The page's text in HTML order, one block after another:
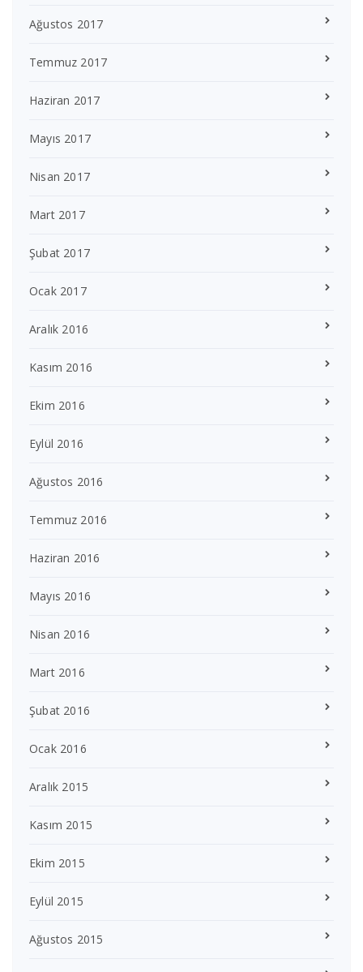
Ağustos 2017
Temmuz 2017
Haziran 2017
Mayıs 2017
Nisan 2017
Mart 2017
Şubat 2017
Ocak 2017
Aralık 2016
Kasım 2016
Ekim 2016
Eylül 2016
Ağustos 2016
Temmuz 2016
Haziran 2016
Mayıs 2016
Nisan 2016
Mart 2016
Şubat 2016
Ocak 2016
Aralık 2015
Kasım 2015
Ekim 2015
Eylül 2015
Ağustos 2015